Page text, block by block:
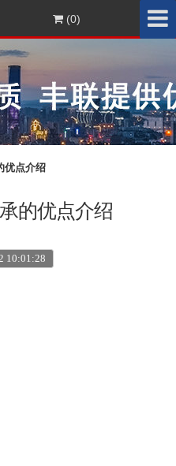
(0)
优点介绍
的优点介绍
10:01:28